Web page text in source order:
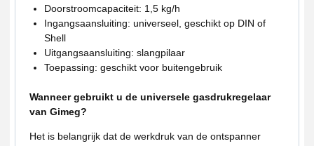
Doorstroomcapaciteit: 1,5 kg/h
Ingangsaansluiting: universeel, geschikt op DIN of
Shell
Uitgangsaansluiting: slangpilaar
Toepassing: geschikt voor buitengebruik
Wanneer gebruikt u de universele gasdrukregelaar
van Gimeg?
Het is belangrijk dat de werkdruk van de ontspanner